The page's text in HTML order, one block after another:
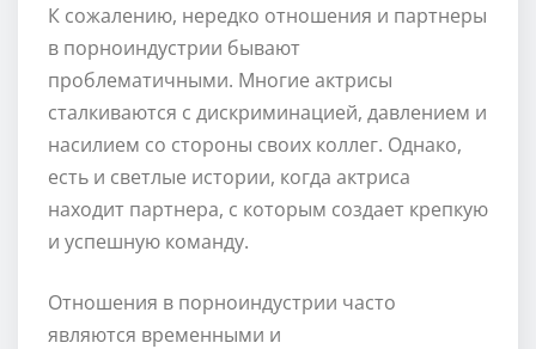
К сожалению, нередко отношения и партнеры
в порноиндустрии бывают
проблематичными. Многие актрисы
сталкиваются с дискриминацией, давлением и
насилием со стороны своих коллег. Однако,
есть и светлые истории, когда актриса
находит партнера, с которым создает крепкую
и успешную команду.
Отношения в порноиндустрии часто
являются временными и